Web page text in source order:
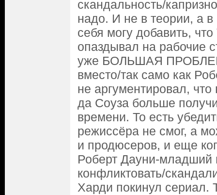
скандальность/
надо. И не в теории, а в
себя могу добавить,
опаздывал на рабочие
уже БОЛЬШАЯ
вместо/так само как
не аргументировал,
да Соуза больше
времени. То есть
режиссёра не смог, а
и продюсеров, и еще
Роберт Дауни-младший
конфликтовать/
Харди покинул сериал.